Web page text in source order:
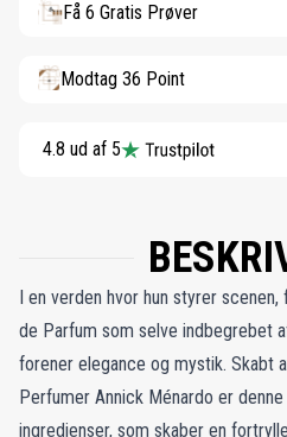
Få 6 Gratis Prøver
Modtag 36 Point
4.8 ud af 5
I en verden hvor hun styrer scenen,
de Parfum som selve indbegrebet
forener elegance og mystik. Skabt
Perfumer Annick Ménardo er
ingredienser, som skaber en